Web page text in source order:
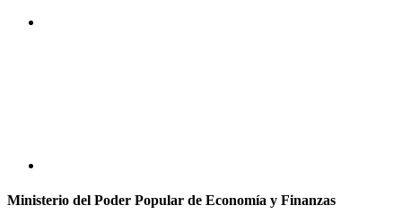
Ministerio del Poder Popular de Economía y Finanzas